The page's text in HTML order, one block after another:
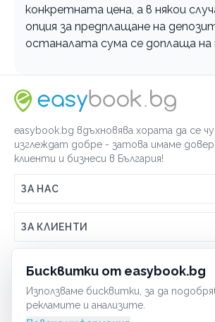
Бисквитки от easybook.bg
Използваме бисквитки, за да
рекламите и анализите.
конкретната цена, а в някои
опция за предплащане на
останалата сума се доплаща на
easybook.bg вдъхновява хората да се
изглеждат добре - затова имаме
клиенти и бизнеси в България!
ЗА НАС
Връзка с easybook.bg
Как работи easybook
Често задавани въпроси
ЗА КЛИЕНТИ
Условия за ползване
GDPR политика
ЗА ТЪРГОВЦИ
Включи бизнеса си
ОБЩИ